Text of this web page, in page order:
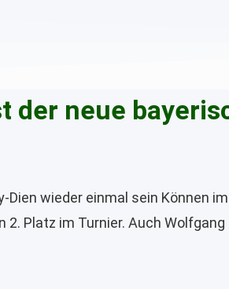
der neue
Dien wieder einmal sein Können
Platz im Turnier. Auch Wolfgang